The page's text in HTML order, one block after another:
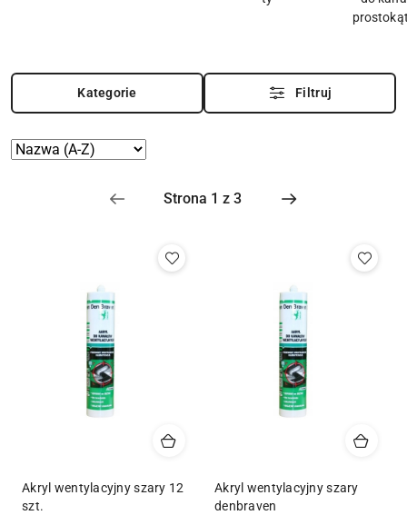
Kategorie Filtruj
Zastosowano
Sortuj
Akryl wentylacyjny szary 12
szt.
Akryl wentylacyjny szary
denbraven